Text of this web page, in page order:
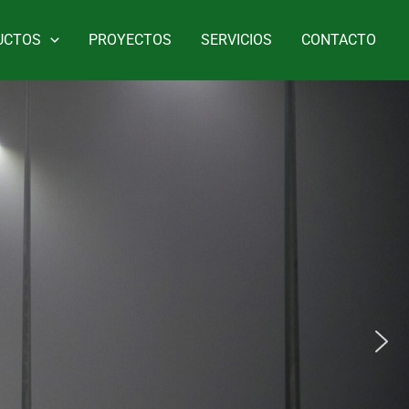
PROYECTOS SERVICIOS CONTACTO